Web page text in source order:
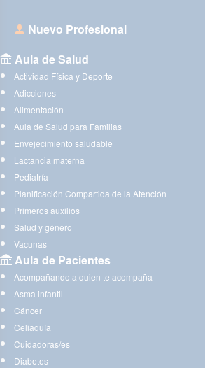
Nuevo Profesional
Aula de Salud
Actividad Física y Deporte
Adicciones
Alimentación
Aula de Salud para Familias
Envejecimiento saludable
Lactancia materna
Pediatría
Planificación Compartida de la Atención
Primeros auxilios
Salud y género
Vacunas
Aula de Pacientes
Acompañando a quien te acompaña
Asma infantil
Cáncer
Celiaquía
Cuidadoras/es
Diabetes